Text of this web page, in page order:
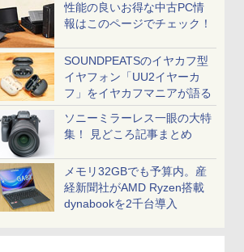
性能の良いお得な中古PC情
報はこのページでチェック！
SOUNDPEATSのイヤカフ型
イヤフォン「UU2イヤーカ
フ」をイヤカフマニアが語る
ソニーミラーレス一眼の大特
集！ 見どころ記事まとめ
メモリ32GBでも予算内。産
経新聞社がAMD Ryzen搭載
dynabookを2千台導入